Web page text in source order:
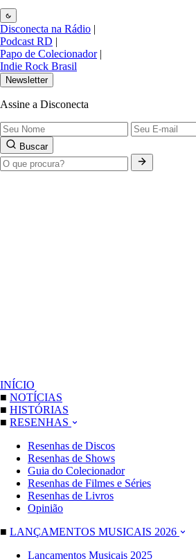
Disconecta na Rádio |
Podcast RD |
Papo de Colecionador |
Indie Rock Brasil
Newsletter
Assine a Disconecta
Buscar
INÍCIO
■ NOTÍCIAS
■ HISTÓRIAS
■ RESENHAS
Resenhas de Discos
Resenhas de Shows
Guia do Colecionador
Resenhas de Filmes e Séries
Resenhas de Livros
Opinião
■ LANÇAMENTOS MUSICAIS 2026
Lançamentos Musicais 2025